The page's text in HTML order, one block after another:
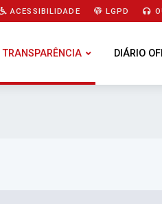
ACESSIBILIDADE LGPD
TRANSPARÊNCIA DIÁRIO